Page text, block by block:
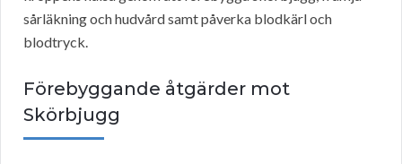
sårläkning och hudvård samt påverka blodkärl och
blodtryck.
Förebyggande åtgärder mot
Skörbjugg